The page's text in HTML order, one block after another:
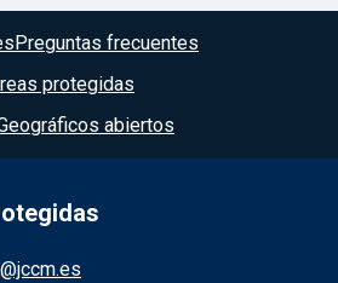
Preguntas frecuentes
protegidas
abiertos